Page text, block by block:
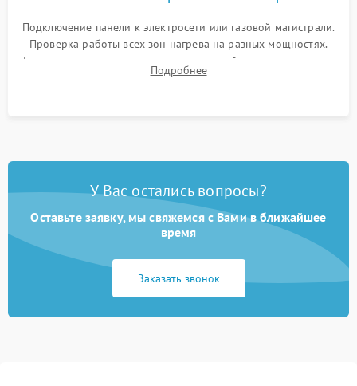
Подключение панели к электросети или газовой магистрали.
Проверка работы всех зон нагрева на разных мощностях.
Тестирование сенсорного управления, таймера, индикаторов
остаточного тепла и систем защиты от перегрева.
Подробнее
У Вас остались вопросы?
Оставьте заявку, мы свяжемся с Вами в ближайшее
время
Заказать звонок